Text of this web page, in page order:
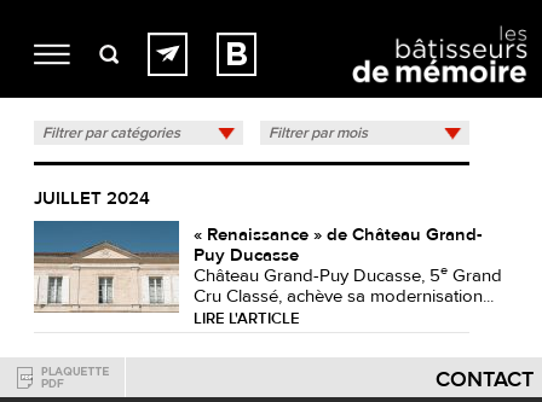
Filtrer par catégories Filtrer par mois
JUILLET 2024
« Renaissance » de Château Grand-
Puy Ducasse
Château Grand-Puy Ducasse, 5e Grand
Cru Classé, achève sa modernisation...
LIRE L'ARTICLE
CONTACT